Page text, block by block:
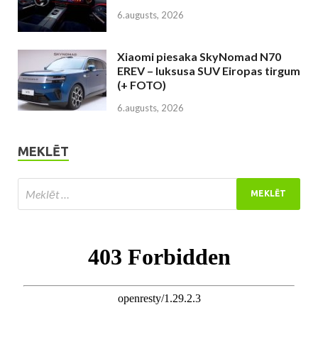
6.augusts, 2026
Xiaomi piesaka SkyNomad N70
EREV – luksusa SUV Eiropas tirgum
(+ FOTO)
6.augusts, 2026
MEKLĒT